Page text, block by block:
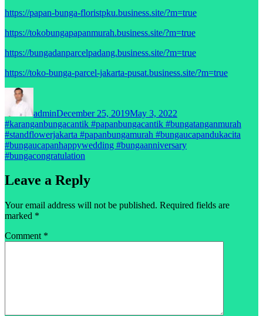
https://papan-bunga-floristpku.business.site/?m=true
https://tokobungapapanmurah.business.site/?m=true
https://bungadanparcelpadang.business.site/?m=true
https://toko-bunga-parcel-jakarta-pusat.business.site/?m=true
adminDecember 25, 2019May 3, 2022
#karanganbungacantik #papanbungacantik #bungatanganmurah
#standflowerjakarta #papanbungamurah #bungaucapandukacita
#bungaucapanhappywedding #bungaanniversary
#bungacongratulation
Leave a Reply
Your email address will not be published. Required fields are
marked *
Comment *